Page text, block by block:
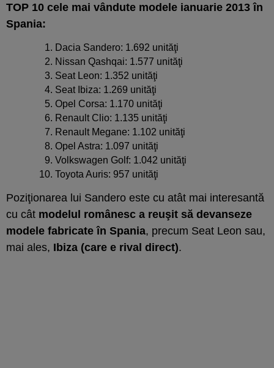
TOP 10 cele mai vândute modele ianuarie 2013 în
Spania:
Dacia Sandero: 1.692 unităţi
Nissan Qashqai: 1.577 unităţi
Seat Leon: 1.352 unităţi
Seat Ibiza: 1.269 unităţi
Opel Corsa: 1.170 unităţi
Renault Clio: 1.135 unităţi
Renault Megane: 1.102 unităţi
Opel Astra: 1.097 unităţi
Volkswagen Golf: 1.042 unităţi
Toyota Auris: 957 unităţi
Poziţionarea lui Sandero este cu atât mai interesantă
cu cât modelul românesc a reuşit să devanseze
modele fabricate în Spania, precum Seat Leon sau,
mai ales, Ibiza (care e rival direct).